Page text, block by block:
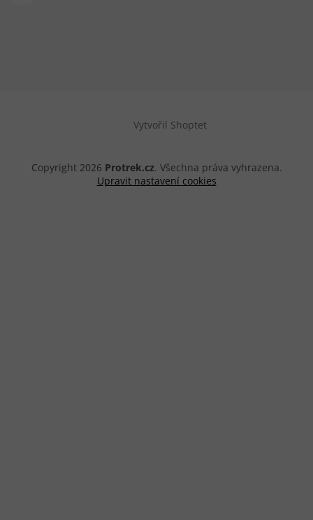
Vytvořil Shoptet
Copyright 2026 Protrek.cz. Všechna práva vyhrazena.
Upravit nastavení cookies